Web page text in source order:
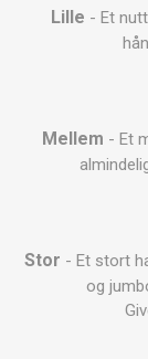
Lille - Et
Mellem - Et
Stor - Et stort
og